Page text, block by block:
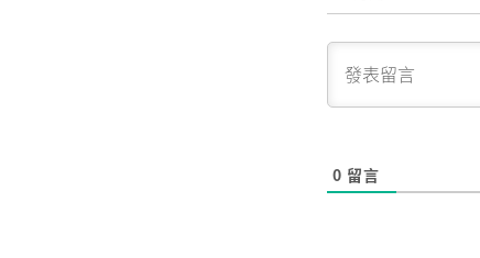
0 留言